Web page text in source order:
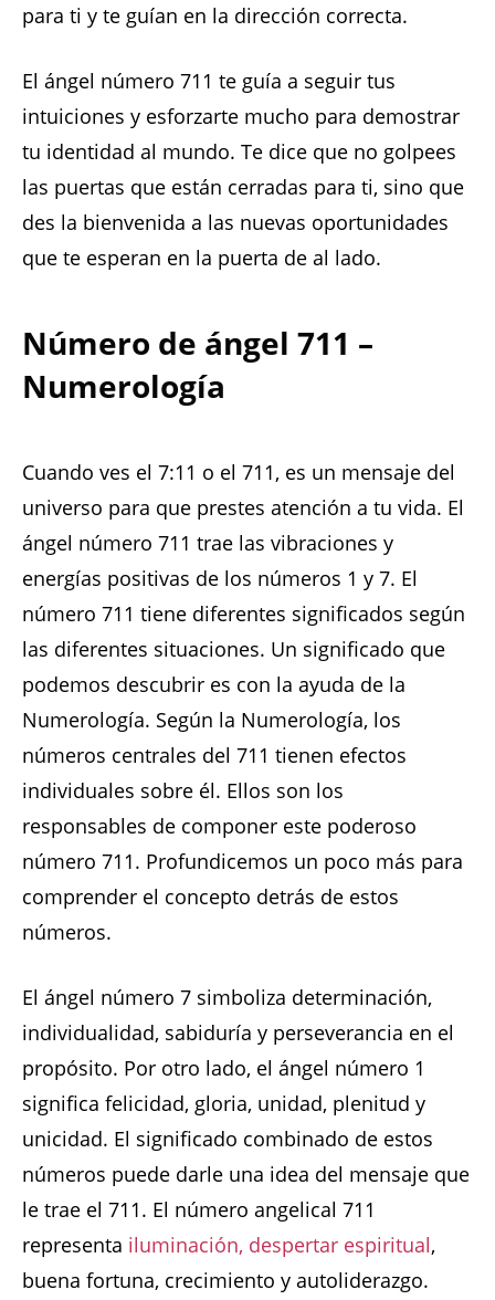
para ti y te guían en la dirección correcta.
El ángel número 711 te guía a seguir tus
intuiciones y esforzarte mucho para demostrar
tu identidad al mundo. Te dice que no golpees
las puertas que están cerradas para ti, sino que
des la bienvenida a las nuevas oportunidades
que te esperan en la puerta de al lado.
Número de ángel 711 –
Numerología
Cuando ves el 7:11 o el 711, es un mensaje del
universo para que prestes atención a tu vida. El
ángel número 711 trae las vibraciones y
energías positivas de los números 1 y 7. El
número 711 tiene diferentes significados según
las diferentes situaciones. Un significado que
podemos descubrir es con la ayuda de la
Numerología. Según la Numerología, los
números centrales del 711 tienen efectos
individuales sobre él. Ellos son los
responsables de componer este poderoso
número 711. Profundicemos un poco más para
comprender el concepto detrás de estos
números.
El ángel número 7 simboliza determinación,
individualidad, sabiduría y perseverancia en el
propósito. Por otro lado, el ángel número 1
significa felicidad, gloria, unidad, plenitud y
unicidad. El significado combinado de estos
números puede darle una idea del mensaje que
le trae el 711. El número angelical 711
representa iluminación, despertar espiritual,
buena fortuna, crecimiento y autoliderazgo.